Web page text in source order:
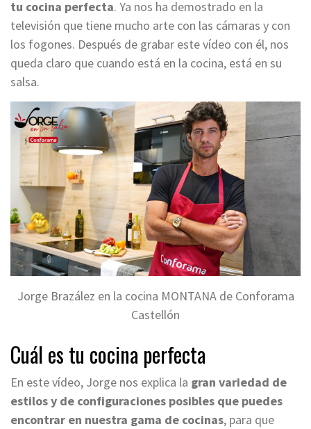
tu cocina perfecta. Ya nos ha demostrado en la
televisión que tiene mucho arte con las cámaras y con
los fogones. Después de grabar este vídeo con él, nos
queda claro que cuando está en la cocina, está en su
salsa.
Jorge Brazález en la cocina MONTANA de Conforama
Castellón
Cuál es tu cocina perfecta
En este vídeo, Jorge nos explica la gran variedad de
estilos y de configuraciones posibles que puedes
encontrar en nuestra gama de cocinas, para que